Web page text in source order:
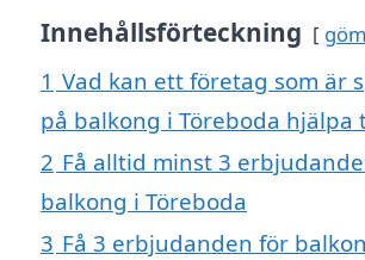
Innehållsförteckning
1 Vad kan ett företag som är
på balkong i Töreboda hjälpa
2 Få alltid minst 3
balkong i Töreboda
3 Få 3 erbjudanden för